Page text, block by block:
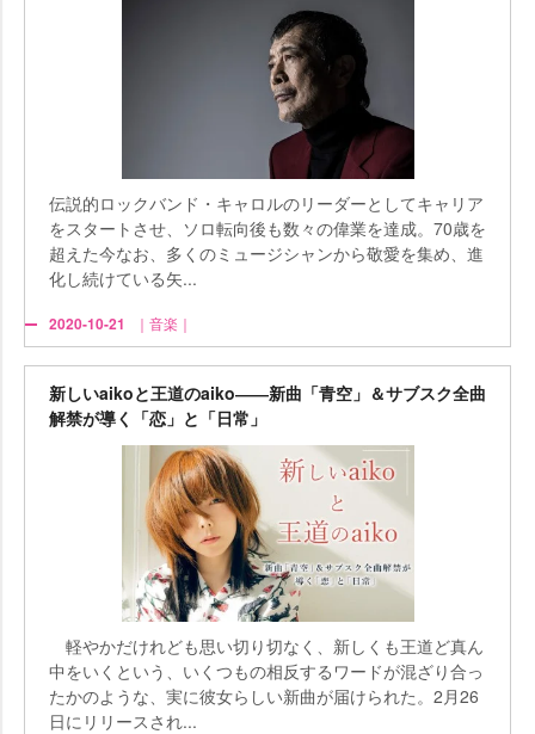
伝説的ロックバンド・キャロルのリーダーとしてキャリア
をスタートさせ、ソロ転向後も数々の偉業を達成。70歳を
超えた今なお、多くのミュージシャンから敬愛を集め、進
化し続けている矢...
2020-10-21 ｜音楽｜
新しいaikoと王道のaiko――新曲「青空」＆サブスク全曲
解禁が導く「恋」と「日常」
軽やかだけれども思い切り切なく、新しくも王道ど真ん
中をいくという、いくつもの相反するワードが混ざり合っ
たかのような、実に彼女らしい新曲が届けられた。2月26
日にリリースされ...